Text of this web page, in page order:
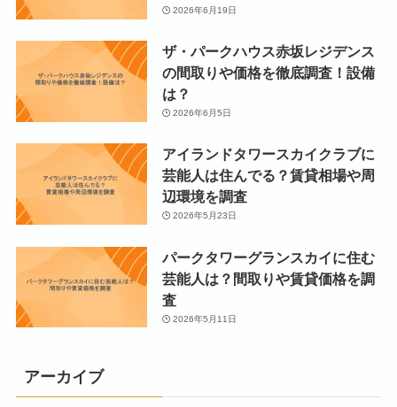
2026年6月19日
ザ・パークハウス赤坂レジデンス
の間取りや価格を徹底調査！設備
は？
2026年6月5日
アイランドタワースカイクラブに
芸能人は住んでる？賃貸相場や周
辺環境を調査
2026年5月23日
パークタワーグランスカイに住む
芸能人は？間取りや賃貸価格を調
査
2026年5月11日
アーカイブ